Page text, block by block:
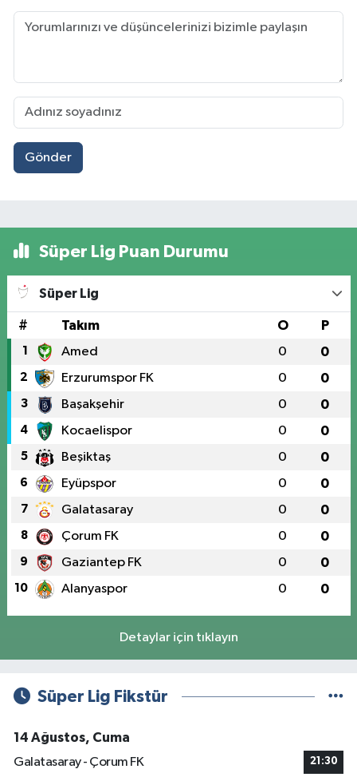
Gönder
Süper Lig Puan Durumu
Süper Lig
# Takım O P
1 Amed 0 0
2 Erzurumspor FK 0 0
3 Başakşehir 0 0
4 Kocaelispor 0 0
5 Beşiktaş 0 0
6 Eyüpspor 0 0
7 Galatasaray 0 0
8 Çorum FK 0 0
9 Gaziantep FK 0 0
10 Alanyaspor 0 0
Detaylar için tıklayın
Süper Lig Fikstür
14 Ağustos, Cuma
Galatasaray - Çorum FK
21:30